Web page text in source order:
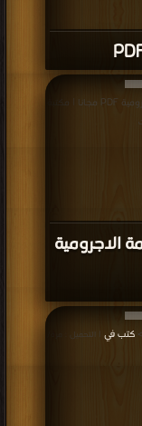
الاجرومية
قراءة و تحميل كتاب كتاب التحفة البهية بشرح المقدمة الاجرومية PDF مجانا | مكتبة
كتب في
| التحميل : مرة/